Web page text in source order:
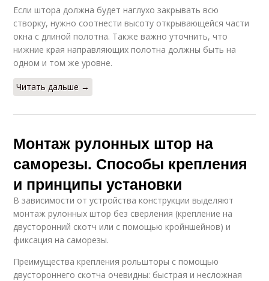
Если штора должна будет наглухо закрывать всю
створку, нужно соотнести высоту открывающейся части
окна с длиной полотна. Также важно уточнить, что
нижние края направляющих полотна должны быть на
одном и том же уровне.
Читать дальше →
Монтаж рулонных штор на
саморезы. Способы крепления
и принципы установки
В зависимости от устройства конструкции выделяют
монтаж рулонных штор без сверления (крепление на
двусторонний скотч или с помощью кройншейнов) и
фиксация на саморезы.
Преимущества крепления рольшторы с помощью
двустороннего скотча очевидны: быстрая и несложная